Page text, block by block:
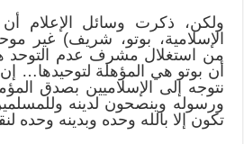
ولكن، ذكرت وسائل الإعلام
الإسلامية، بوتو، شريف) غير
من استغلال مشرف عدم التوحد
أن بوتو هي المؤهلة لتوحيدها…
نتوجه إلى الإسلاميين بصدق
ورسوله وينصحون لدينه
تكون إلا بالله وحده وبدينه وحده